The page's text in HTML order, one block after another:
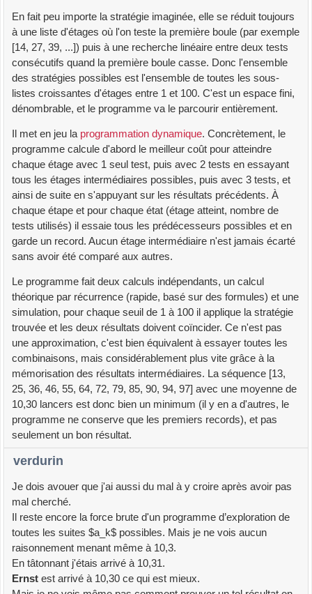
En fait peu importe la stratégie imaginée, elle se réduit toujours
à une liste d'étages où l'on teste la première boule (par exemple
[14, 27, 39, ...]) puis à une recherche linéaire entre deux tests
consécutifs quand la première boule casse. Donc l'ensemble
des stratégies possibles est l'ensemble de toutes les sous-
listes croissantes d'étages entre 1 et 100. C'est un espace fini,
dénombrable, et le programme va le parcourir entièrement.
Il met en jeu la programmation dynamique. Concrètement, le
programme calcule d'abord le meilleur coût pour atteindre
chaque étage avec 1 seul test, puis avec 2 tests en essayant
tous les étages intermédiaires possibles, puis avec 3 tests, et
ainsi de suite en s'appuyant sur les résultats précédents. À
chaque étape et pour chaque état (étage atteint, nombre de
tests utilisés) il essaie tous les prédécesseurs possibles et en
garde un record. Aucun étage intermédiaire n'est jamais écarté
sans avoir été comparé aux autres.
Le programme fait deux calculs indépendants, un calcul
théorique par récurrence (rapide, basé sur des formules) et une
simulation, pour chaque seuil de 1 à 100 il applique la stratégie
trouvée et les deux résultats doivent coïncider. Ce n'est pas
une approximation, c'est bien équivalent à essayer toutes les
combinaisons, mais considérablement plus vite grâce à la
mémorisation des résultats intermédiaires. La séquence [13,
25, 36, 46, 55, 64, 72, 79, 85, 90, 94, 97] avec une moyenne de
10,30 lancers est donc bien un minimum (il y en a d'autres, le
programme ne conserve que les premiers records), et pas
seulement un bon résultat.
verdurin
Je dois avouer que j'ai aussi du mal à y croire après avoir pas
mal cherché.
Il reste encore la force brute d'un programme d’exploration de
toutes les suites $a_k$ possibles. Mais je ne vois aucun
raisonnement menant même à 10,3.
En tâtonnant j'étais arrivé à 10,31.
Ernst est arrivé à 10,30 ce qui est mieux.